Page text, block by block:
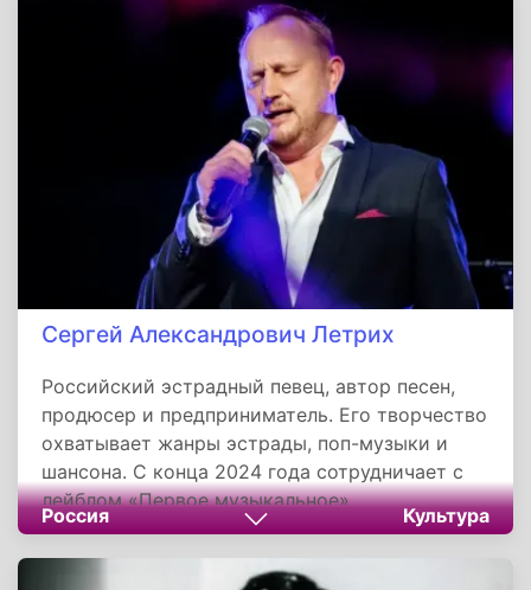
причинах роста современных
неинфекционных заболеваний.
Сергей Александрович Летрих
Российский эстрадный певец, автор песен,
продюсер и предприниматель. Его творчество
охватывает жанры эстрады, поп-музыки и
шансона. С конца 2024 года сотрудничает с
лейблом «Первое музыкальное».
Россия Культура